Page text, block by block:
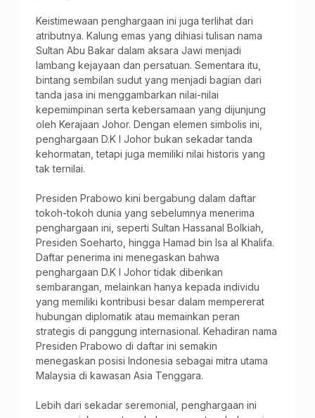
Keistimewaan penghargaan ini juga terlihat dari
atributnya. Kalung emas yang dihiasi tulisan nama
Sultan Abu Bakar dalam aksara Jawi menjadi
lambang kejayaan dan persatuan. Sementara itu,
bintang sembilan sudut yang menjadi bagian dari
tanda jasa ini menggambarkan nilai-nilai
kepemimpinan serta kebersamaan yang dijunjung
oleh Kerajaan Johor. Dengan elemen simbolis ini,
penghargaan D.K I Johor bukan sekadar tanda
kehormatan, tetapi juga memiliki nilai historis yang
tak ternilai.
Presiden Prabowo kini bergabung dalam daftar
tokoh-tokoh dunia yang sebelumnya menerima
penghargaan ini, seperti Sultan Hassanal Bolkiah,
Presiden Soeharto, hingga Hamad bin Isa al Khalifa.
Daftar penerima ini menegaskan bahwa
penghargaan D.K I Johor tidak diberikan
sembarangan, melainkan hanya kepada individu
yang memiliki kontribusi besar dalam mempererat
hubungan diplomatik atau memainkan peran
strategis di panggung internasional. Kehadiran nama
Presiden Prabowo di daftar ini semakin
menegaskan posisi Indonesia sebagai mitra utama
Malaysia di kawasan Asia Tenggara.
Lebih dari sekadar seremonial, penghargaan ini